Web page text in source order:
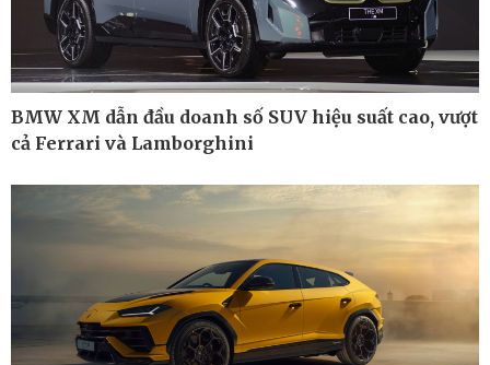
Ô tô - Xe máy
Ô tô
Xe máy
Doanh nghiệp
Thông tin doanh nghiệp
Doanh nghiệp 24h
Doanh nhân
Vì cộng đồng
BMW XM dẫn đầu doanh số SUV hiệu suất cao, vượt
cả Ferrari và Lamborghini